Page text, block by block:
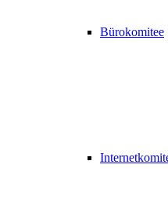
Bürokomitee